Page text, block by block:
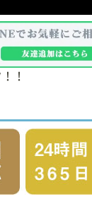
！